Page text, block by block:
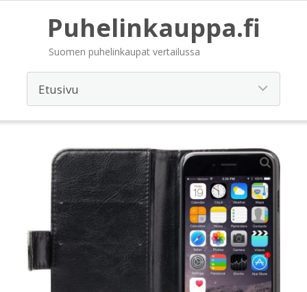
Puhelinkauppa.fi
Suomen puhelinkaupat vertailussa